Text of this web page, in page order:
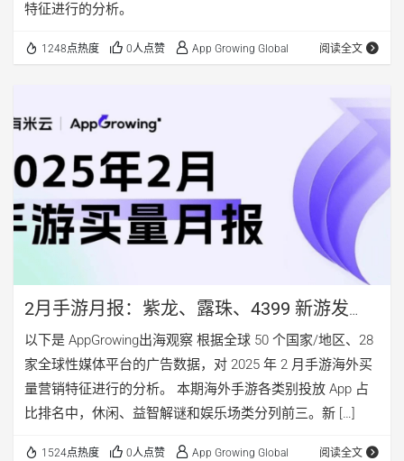
特征进行的分析。
1248点热度 0人点赞 App Growing Global 阅读全文
2月手游月报：紫龙、露珠、4399 新游发
力，Oakever Games三款游戏打入投放
TOP30
以下是 AppGrowing出海观察 根据全球 50 个国家/地区、28
家全球性媒体平台的广告数据，对 2025 年 2 月手游海外买
量营销特征进行的分析。 本期海外手游各类别投放 App 占
比排名中，休闲、益智解谜和娱乐场类分列前三。新 […]
1524点热度 0人点赞 App Growing Global 阅读全文